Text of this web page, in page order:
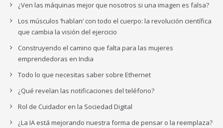
¿Ven las máquinas mejor que nosotros si una imagen es falsa?
Los músculos ‘hablan’ con todo el cuerpo: la revolución científica
que cambia la visión del ejercicio
Construyendo el camino que falta para las mujeres
emprendedoras en India
Todo lo que necesitas saber sobre Ethernet
¿Qué revelan las notificaciones del teléfono?
Rol de Cuidador en la Sociedad Digital
¿La IA está mejorando nuestra forma de pensar o la reemplaza?